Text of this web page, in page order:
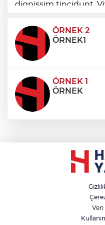
dignissim tincidunt.
condimentum eros et,
ÖRNEK 2
ÖRNEK1
ÖRNEK 1
ÖRNEK
Veri